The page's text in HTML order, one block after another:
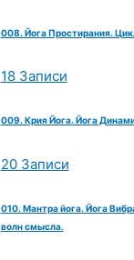
008. Йога Простирания.
18 Записи
009. Крия Йога. Йога
20 Записи
010. Мантра йога. Йога
волн смысла.